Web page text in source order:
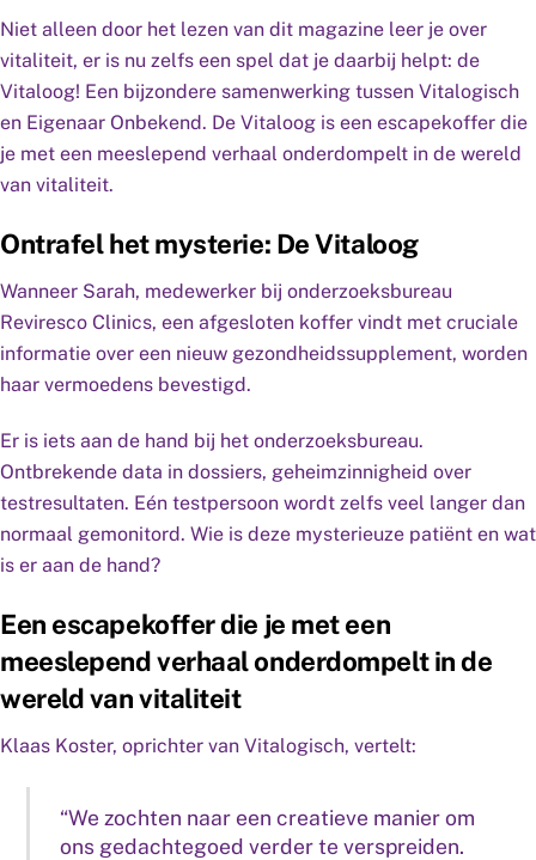
Niet alleen door het lezen van dit magazine leer je over
vitaliteit, er is nu zelfs een spel dat je daarbij helpt: de
Vitaloog! Een bijzondere samenwerking tussen Vitalogisch
en Eigenaar Onbekend. De Vitaloog is een escapekoffer die
je met een meeslepend verhaal onderdompelt in de wereld
van vitaliteit.
Ontrafel het mysterie: De Vitaloog
Wanneer Sarah, medewerker bij onderzoeksbureau
Reviresco Clinics, een afgesloten koffer vindt met cruciale
informatie over een nieuw gezondheidssupplement, worden
haar vermoedens bevestigd.
Er is iets aan de hand bij het onderzoeksbureau.
Ontbrekende data in dossiers, geheimzinnigheid over
testresultaten. Eén testpersoon wordt zelfs veel langer dan
normaal gemonitord. Wie is deze mysterieuze patiënt en wat
is er aan de hand?
Een escapekoffer die je met een
meeslepend verhaal onderdompelt in de
wereld van vitaliteit
Klaas Koster, oprichter van Vitalogisch, vertelt:
“We zochten naar een creatieve manier om
ons gedachtegoed verder te verspreiden.